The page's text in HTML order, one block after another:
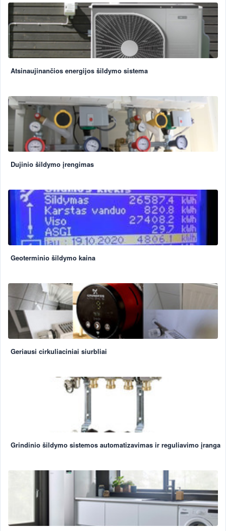
Atsinaujinančios energijos šildymo sistema
Dujinio šildymo įrengimas
Geoterminio šildymo kaina
Geriausi cirkuliaciniai siurbliai
Grindinio šildymo sistemos automatizavimas ir reguliavimo įranga